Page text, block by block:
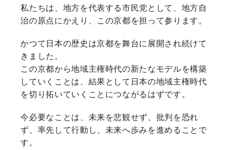
私たちは、地方を代表する市民党として、地方自
治の原点にかえり、この京都を担って参ります。
かつて日本の歴史は京都を舞台に展開され続けて
きました。
この京都から地域主権時代の新たなモデルを構築
していくことは、結果として日本の地域主権時代
を切り拓いていくことにつながるはずです。
今必要なことは、未来を悲観せず、批判を恐れ
ず、率先して行動し、未来へ歩みを進めることで
す。